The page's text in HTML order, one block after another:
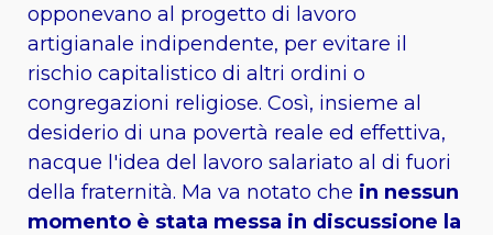
opponevano al progetto di lavoro
artigianale indipendente, per evitare il
rischio capitalistico di altri ordini o
congregazioni religiose. Così, insieme al
desiderio di una povertà reale ed effettiva,
nacque l'idea del lavoro salariato al di fuori
della fraternità. Ma va notato che in nessun
momento è stata messa in discussione la